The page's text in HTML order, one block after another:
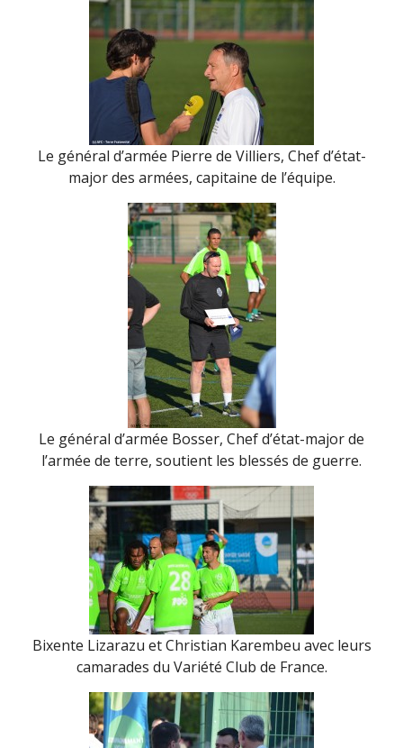
Le général d’armée Pierre de Villiers, Chef d’état-
major des armées, capitaine de l’équipe.
Le général d’armée Bosser, Chef d’état-major de
l’armée de terre, soutient les blessés de guerre.
Bixente Lizarazu et Christian Karembeu avec leurs
camarades du Variété Club de France.